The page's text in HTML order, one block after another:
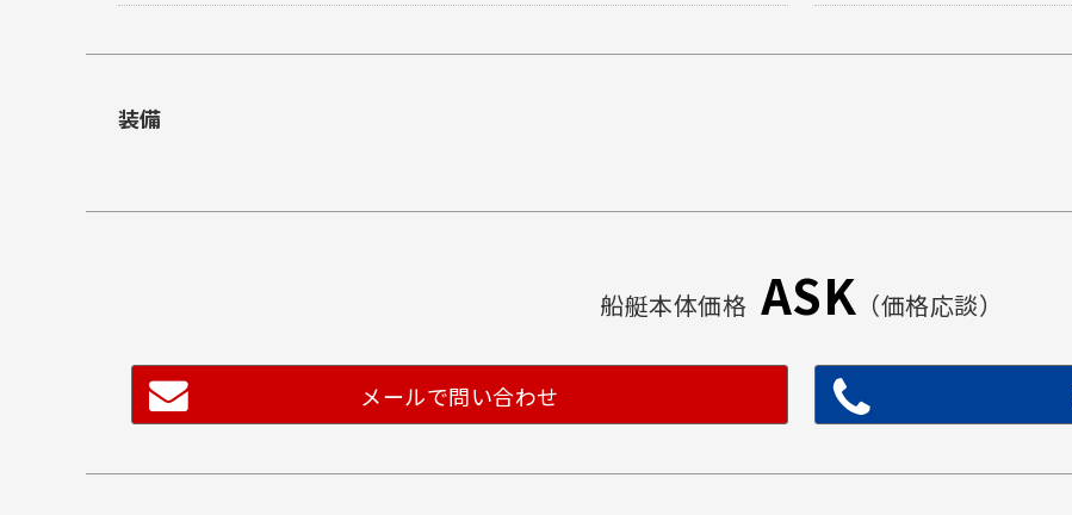
装備
船艇本体価格 ASK （価格応談）
メールで問い合わせ